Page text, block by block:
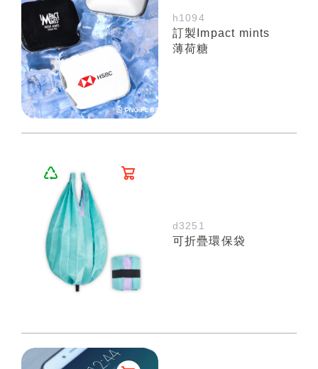
h1094
訂製Impact mints
薄荷糖
d3251
可折疊環保袋